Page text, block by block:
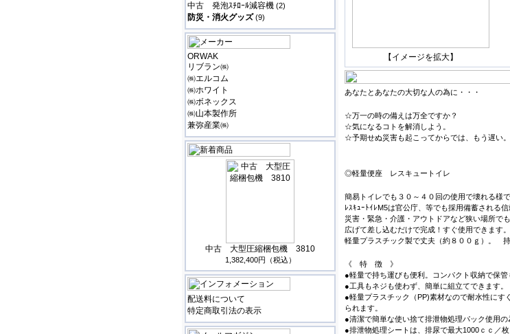
中古 発泡ｽﾁﾛｰﾙ減容機 (2)
防災・消火グッズ(9)
ORWAK
リブラン㈱
㈱エルコム
㈱ホワイト
㈱ボネックス
㈱山本製作所
兼弥産業㈱
中古 大型圧縮梱包機 3810
1,382,400円（税込）
配送料について
特定商取引法の表示
【イメージを拡大】
あなたとあなたの大切な人の為に・・・
☆万一の時の備えは万全ですか？
☆気になるコトを解消しよう。
☆予期せぬ災害も起こってからでは、もう遅い。
◎軽量便座 レスキュートイレ
簡易トイレでも３０～４０回の使用で壊れる様で
ﾚｽｷｭｰﾄｲﾚM5は官公庁、等でも採用備蓄される信
災害・緊急・介護・アウトドアなど狭い場所でも
広げて差し込むだけで完成！すぐ使用できます。
軽量プラスチック製で丈夫（約８００ｇ）。 持
《 特 徴 》
●軽量で持ち運びも便利。コンパクト収納で保管
●工具もネジも使わず、簡単に組立てできます。
●軽量プラスチック（PP)素材なので耐水性にす
られます。
●清潔で簡単な使い捨て排泄物処理パック使用の
●排泄物処理シートは、排尿で最大1000ｃｃ／枚